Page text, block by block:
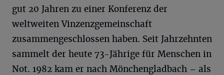
gut 20 Jahren zu einer Konferenz der
weltweiten Vinzenzgemeinschaft
zusammengeschlossen haben. Seit Jahrzehnten
sammelt der heute 73-Jährige für Menschen in
Not. 1982 kam er nach Mönchengladbach – als